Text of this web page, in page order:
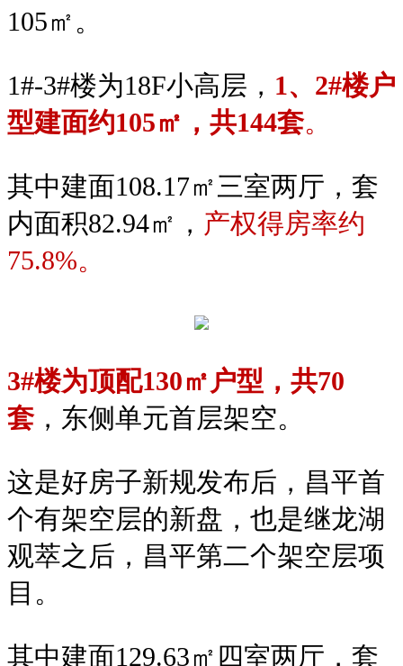
105㎡。
1#-3#楼为18F小高层 ， 1、2#楼户
型建面约105㎡，共144套。
其中建面108.17㎡三室两厅，套
内面积82.94㎡， 产权得房率约
75.8%。
3#楼为顶配130㎡户型，共70
套，东侧单元首层架空。
这是好房子新规发布后，昌平首
个有架空层的新盘，也是继龙湖
观萃之后，昌平第二个架空层项
目。
其中建面129.63㎡四室两厅，套